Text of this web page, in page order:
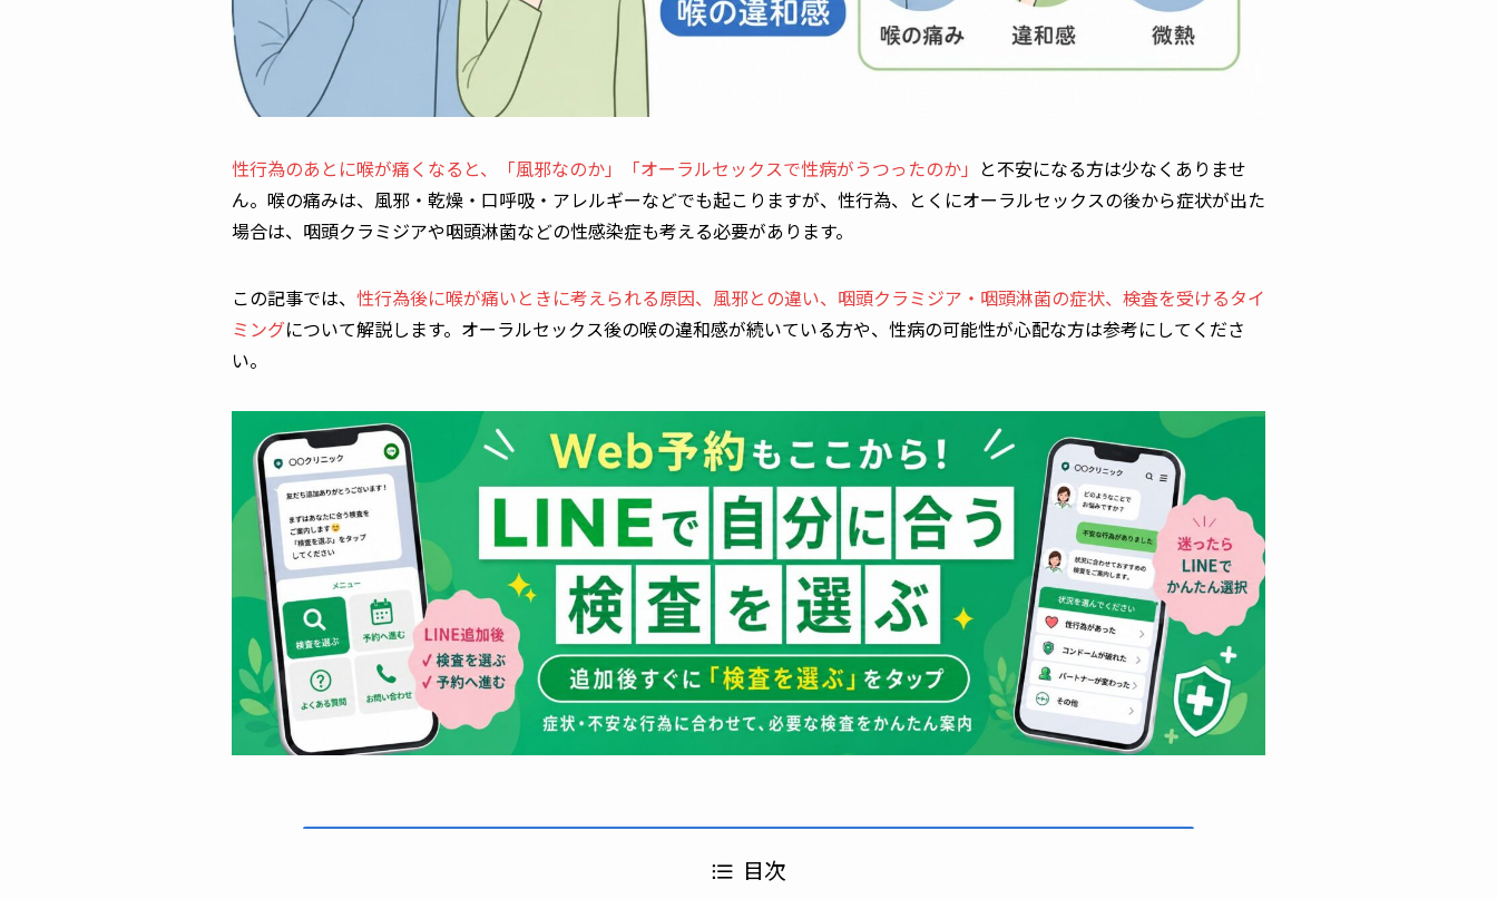
性行為のあとに喉が痛くなると、「風邪なのか」「オーラルセックスで性病がうつったのか」 と不安になる方は少なくありませ
ん。喉の痛みは、風邪・乾燥・口呼吸・アレルギーなどでも起こりますが、性行為、とくにオーラルセックスの後から症状が出た
場合は、咽頭クラミジアや咽頭淋菌などの性感染症も考える必要があります。
この記事では、 性行為後に喉が痛いときに考えられる原因、風邪との違い、咽頭クラミジア・咽頭淋菌の症状、検査を受けるタイ
ミングについて解説します。オーラルセックス後の喉の違和感が続いている方や、性病の可能性が心配な方は参考にしてくださ
い。
目次